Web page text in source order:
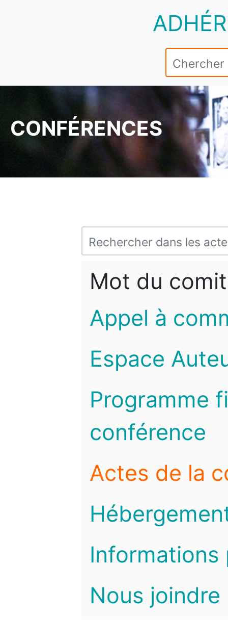
CONFÉRENCES
Mot du
Appel à
Espace
Programme
conférence
Actes de la
Informations
Nous joindre